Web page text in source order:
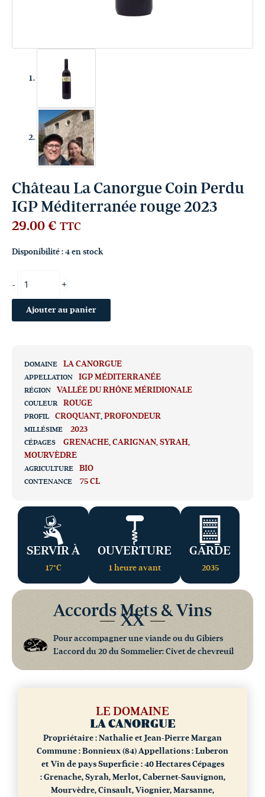
Château La Canorgue Coin Perdu
IGP Méditerranée rouge 2023
29.00 € TTC
Disponibilité : 4 en stock
- +
Ajouter au panier
DOMAINE LA CANORGUE
APPELLATION IGP MÉDITERRANÉE
RÉGION VALLÉE DU RHÔNE MÉRIDIONALE
COULEUR ROUGE
PROFIL CROQUANT, PROFONDEUR
MILLÉSIME 2023
CÉPAGES GRENACHE CARIGNAN SYRAH
MOURVÈDRE
AGRICULTURE BIO
CONTENANCE 75 CL
SERVIR À
17°C
OUVERTURE
1 heure avant
GARDE
2035
Accords Mets & Vins
XX
Pour accompagner une viande ou du Gibiers
L'accord du 20 du Sommelier: Civet de chevreuil
LE DOMAINE
LA CANORGUE
Propriétaire : Nathalie et Jean-Pierre Margan
Commune : Bonnieux (84) Appellations : Luberon
et Vin de pays Superficie : 40 Hectares Cépages
: Grenache, Syrah, Merlot, Cabernet-Sauvignon,
Mourvèdre, Cinsault, Viognier, Marsanne,